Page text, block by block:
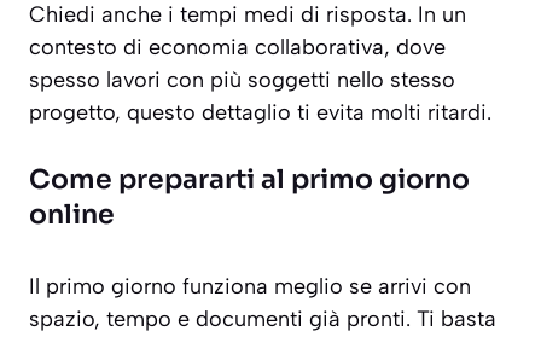
Chiedi anche i tempi medi di risposta. In un
contesto di economia collaborativa, dove
spesso lavori con più soggetti nello stesso
progetto, questo dettaglio ti evita molti ritardi.
Come prepararti al primo giorno
online
Il primo giorno funziona meglio se arrivi con
spazio, tempo e documenti già pronti. Ti basta